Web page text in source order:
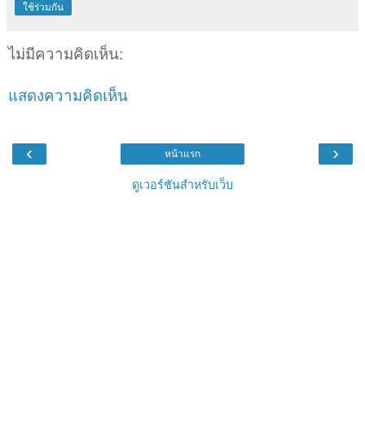
ใช้ร่วมกัน
ไม่มีความคิดเห็น:
แสดงความคิดเห็น
‹ ›
หน้าแรก
ดูเวอร์ชันสำหรับเว็บ